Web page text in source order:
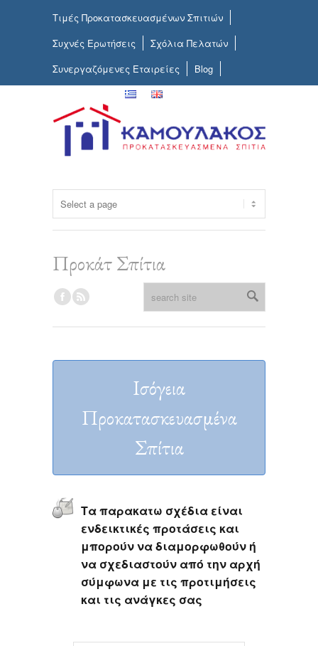
Τιμές Προκατασκευασμένων Σπιτιών
Συχνές Ερωτήσεις
Σχόλια Πελατών
Συνεργαζόμενες Εταιρείες
Blog
Προκάτ Σπίτια
Ισόγεια
Προκατασκευασμένα
Σπίτια
Τα παρακατω σχέδια είναι
ενδεικτικές προτάσεις και
μπορούν να διαμορφωθούν ή
να σχεδιαστούν από την αρχή
σύμφωνα με τις προτιμήσεις
και τις ανάγκες σας